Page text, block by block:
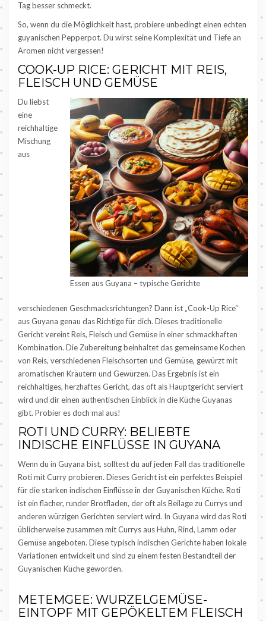
Tag besser schmeckt.
So, wenn du die Möglichkeit hast, probiere unbedingt einen echten
guyanischen Pepperpot. Du wirst seine Komplexität und Tiefe an
Aromen nicht vergessen!
COOK-UP RICE: GERICHT MIT REIS,
FLEISCH UND GEMÜSE
Essen aus Guyana – typische Gerichte
Du liebst
eine
reichhaltige
Mischung
aus
verschiedenen Geschmacksrichtungen? Dann ist „Cook-Up Rice“
aus Guyana genau das Richtige für dich. Dieses traditionelle
Gericht vereint Reis, Fleisch und Gemüse in einer schmackhaften
Kombination. Die Zubereitung beinhaltet das gemeinsame Kochen
von Reis, verschiedenen Fleischsorten und Gemüse, gewürzt mit
aromatischen Kräutern und Gewürzen. Das Ergebnis ist ein
reichhaltiges, herzhaftes Gericht, das oft als Hauptgericht serviert
wird und dir einen authentischen Einblick in die Küche Guyanas
gibt. Probier es doch mal aus!
ROTI UND CURRY: BELIEBTE
INDISCHE EINFLÜSSE IN GUYANA
Wenn du in Guyana bist, solltest du auf jeden Fall das traditionelle
Roti mit Curry probieren. Dieses Gericht ist ein perfektes Beispiel
für die starken indischen Einflüsse in der Guyanischen Küche. Roti
ist ein flacher, runder Brotfladen, der oft als Beilage zu Currys und
anderen würzigen Gerichten serviert wird. In Guyana wird das Roti
üblicherweise zusammen mit Currys aus Huhn, Rind, Lamm oder
Gemüse angeboten. Diese typisch indischen Gerichte haben lokale
Variationen entwickelt und sind zu einem festen Bestandteil der
Guyanischen Küche geworden.
METEMGEE: WURZELGEMÜSE-
EINTOPF MIT GEPÖKELTEM FLEISCH